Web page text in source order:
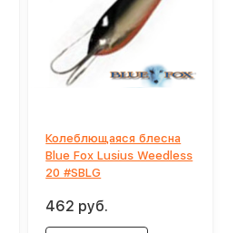
Колеблющаяся блесна
Blue Fox Lusius Weedless
20 #SBLG
462 руб.